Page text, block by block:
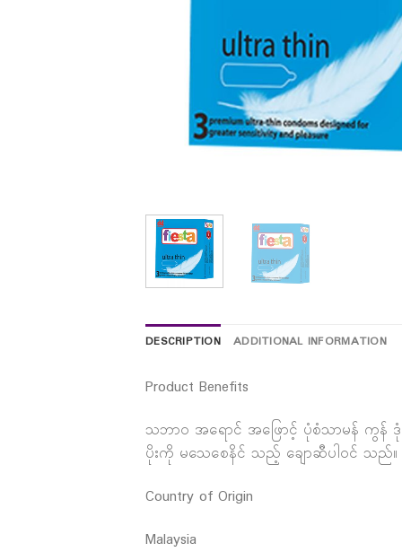
DESCRIPTION ADDITIONAL INFORMATION
Product Benefits
သဘာဝ အရောင် အဖြောင့် ပုံစံသာမန် ကွန် ဒုံး
ပိုးကို မသေစေနိင် သည့် ချောဆီပါဝင် သည်။
Country of Origin
Malaysia